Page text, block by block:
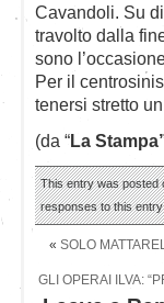
Cavandoli. Su
travolto dalla
sono
Per il
tenersi stretto
(da “La
This entry was posted
responses to this
« SOLO
GLI OPERAI ILVA: